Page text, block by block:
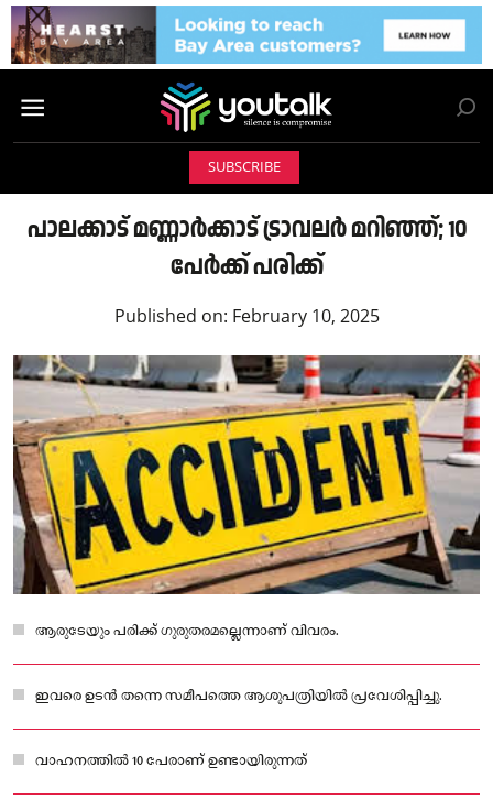
SUBSCRIBE
പാലക്കാട് മണ്ണാര്‍ക്കാട് ട്രാവലര്‍ മറിഞ്ഞ്; 10
പേര്‍ക്ക് പരിക്ക്
Published on: February 10, 2025
ആരുടേയും പരിക്ക് ഗുരുതരമല്ലെന്നാണ് വിവരം.
ഇവരെ ഉടന്‍ തന്നെ സമീപത്തെ ആശുപത്രിയില്‍ പ്രവേശിപ്പിച്ചു.
വാഹനത്തില്‍ 10 പേരാണ് ഉണ്ടായിരുന്നത്